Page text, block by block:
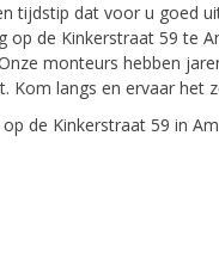
tijdstip dat voor u goed
de Kinkerstraat 59 te
monteurs hebben
Kom langs en ervaar het
de Kinkerstraat 59 in